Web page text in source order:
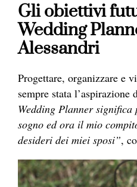
Gli obiettivi
Wedding
Alessandri
Progettare, organizzare e
sempre stata l’aspirazione
Wedding Planner
sogno ed ora il mio
desideri dei miei sposi”,